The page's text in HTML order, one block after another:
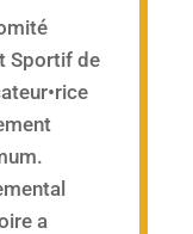
Sportif de
a